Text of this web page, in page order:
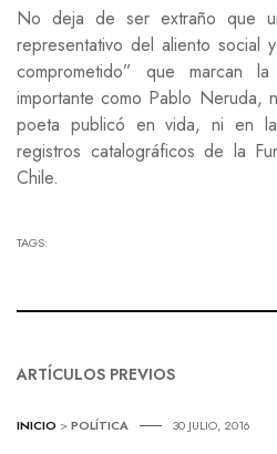
No deja de ser extraño que
representativo del aliento social
comprometido” que marcan
importante como Pablo Neruda,
poeta publicó en vida, ni en
registros catalográficos de la
Chile.
TAGS:
ARTÍCULOS PREVIOS
INICIO >POLÍTICA 30 JULIO, 2016